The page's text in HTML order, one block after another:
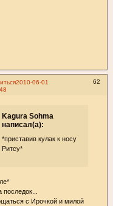
62
2010-06-01
Kagura Sohma
написал(а):
*приставив кулак к носу
Ритсу*
последок...
с Ирочкой и милой